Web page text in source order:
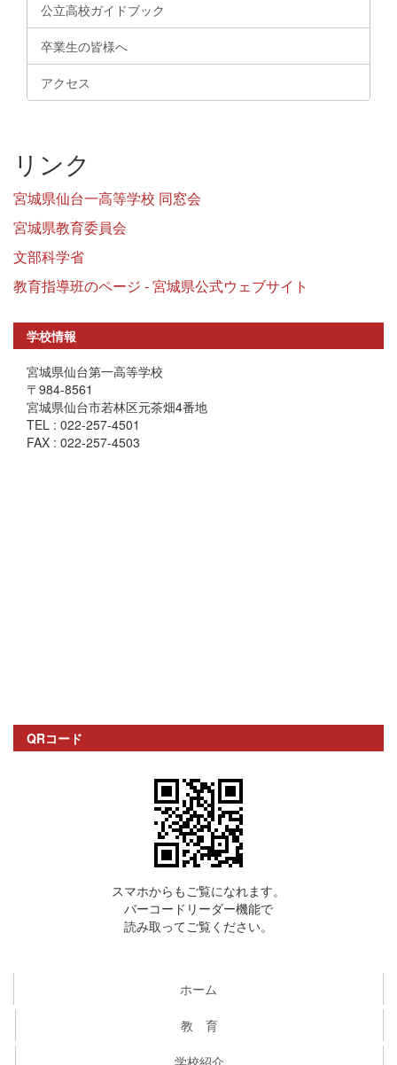
公立高校ガイドブック
卒業生の皆様へ
アクセス
リンク
宮城県仙台一高等学校 同窓会
宮城県教育委員会
文部科学省
教育指導班のページ - 宮城県公式ウェブサイト
学校情報
宮城県仙台第一高等学校
〒984-8561
宮城県仙台市若林区元茶畑4番地
TEL : 022-257-4501
FAX : 022-257-4503
QRコード
スマホからもご覧になれます。
バーコードリーダー機能で
読み取ってご覧ください。
ホーム
教 育